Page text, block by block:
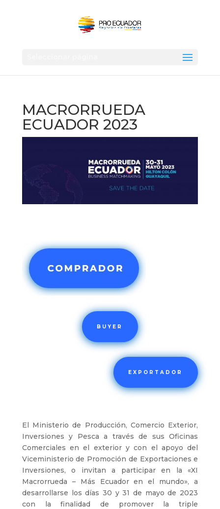
MACRORRUEDA
ECUADOR 2023
BUYER
EXPORTADOR
El Ministerio de Producción, Comercio Exterior,
Inversiones y Pesca a través de sus Oficinas
Comerciales en el exterior y con el apoyo del
Viceministerio de Promoción de Exportaciones e
Inversiones, o invitan a participar en la «XI
Macrorrueda – Más Ecuador en el mundo», a
desarrollarse los días 30 y 31 de mayo de 2023
con la finalidad de promover la triple